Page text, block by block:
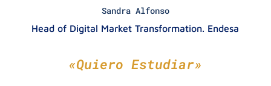
Sandra Alfonso
Head of Digital Market Transformation. Endesa
«Quiero Estudiar»